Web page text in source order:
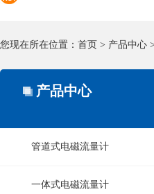
您现在所在位置： 首页 > 产品中心 >
产品中心
管道式电磁流量计
一体式电磁流量计